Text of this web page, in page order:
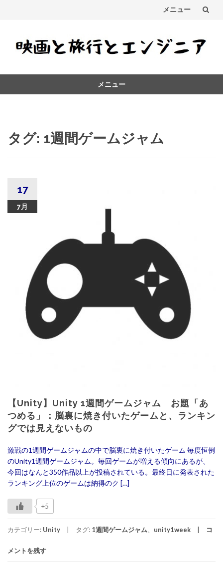
メニュー
ス
プ
メニュー
タグ: 1週間ゲームジャム
17
7月
【Unity】Unity 1週間ゲームジャム お題「あ
つめる」：脳裏に焼き付いたゲームと、ランキン
グでは見えないもの
激戦の1週間ゲームジャムの中で脳裏に焼き付いたゲーム 毎度恒例
のUnity1週間ゲームジャム。毎回ゲームが増える傾向にあるが、
今回はなんと350作品以上が投稿されている。最終日に発表された
ランキング上位のゲームは納得のク […]
+5
カテゴリー: Unity タグ: 1週間ゲームジャム unity1week コ
メントを残す